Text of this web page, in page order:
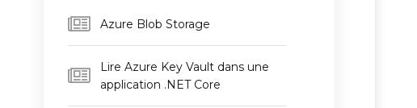
Azure Blob Storage
Lire Azure Key Vault dans une
application .NET Core